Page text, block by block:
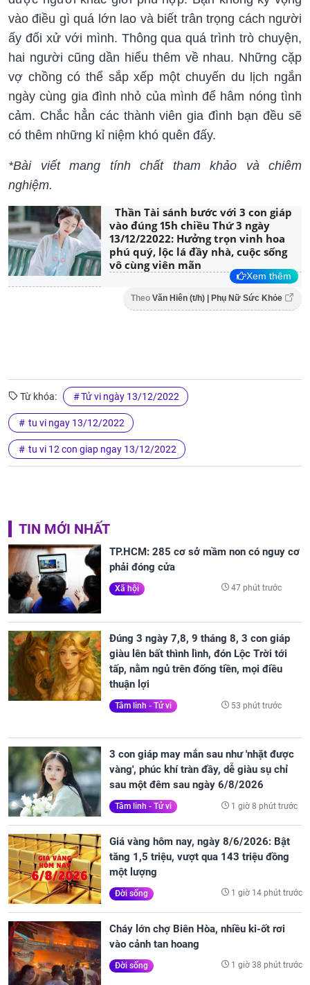
vào điều gì quá lớn lao và biết trân trọng cách người
ấy đối xử với mình. Thông qua quá trình trò chuyện,
hai người cũng dần hiểu thêm về nhau. Những cặp
vợ chồng có thể sắp xếp một chuyến du lịch ngắn
ngày cùng gia đình nhỏ của mình để hâm nóng tình
cảm. Chắc hẳn các thành viên gia đình bạn đều sẽ
có thêm những kỉ niệm khó quên đấy.
*Bài viết mang tính chất tham khảo và chiêm
nghiệm.
Thần Tài sánh bước với 3 con giáp
vào đúng 15h chiều Thứ 3 ngày
13/12/22022: Hưởng trọn vinh hoa
phú quý, lộc lá đầy nhà, cuộc sống
vô cùng viên mãn
Xem thêm
Theo Văn Hiên (t/h) | Phụ Nữ Sức Khỏe
Từ khóa: Tử vi ngày 13/12/2022
tu vi ngay 13/12/2022
tu vi 12 con giap ngay 13/12/2022
TIN MỚI NHẤT
TP.HCM: 285 cơ sở mầm non có nguy cơ
phải đóng cửa
Xã hội 47 phút trước
Đúng 3 ngày 7,8, 9 tháng 8, 3 con giáp
giàu lên bất thình lình, đón Lộc Trời tới
tấp, nằm ngủ trên đống tiền, mọi điều
thuận lợi
Tâm linh - Tử vi 53 phút trước
3 con giáp may mắn sau như 'nhặt được
vàng', phúc khí tràn đầy, dễ giàu sụ chỉ
sau một đêm sau ngày 6/8/2026
Tâm linh - Tử vi 1 giờ 8 phút trước
Giá vàng hôm nay, ngày 8/6/2026: Bật
tăng 1,5 triệu, vượt qua 143 triệu đồng
một lượng
Đời sống 1 giờ 14 phút trước
Cháy lớn chợ Biên Hòa, nhiều ki-ốt rơi
vào cảnh tan hoang
Đời sống 1 giờ 38 phút trước